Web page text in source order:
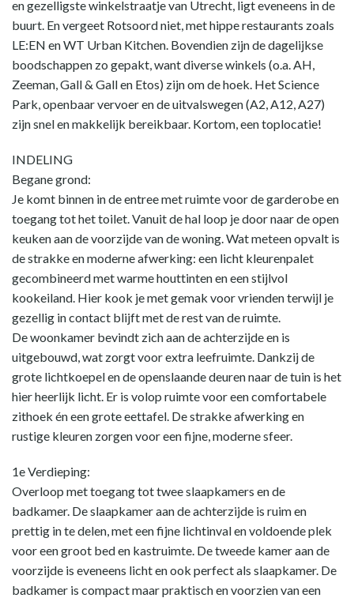
en gezelligste winkelstraatje van Utrecht, ligt eveneens in de
buurt. En vergeet Rotsoord niet, met hippe restaurants zoals
LE:EN en WT Urban Kitchen. Bovendien zijn de dagelijkse
boodschappen zo gepakt, want diverse winkels (o.a. AH,
Zeeman, Gall & Gall en Etos) zijn om de hoek. Het Science
Park, openbaar vervoer en de uitvalswegen (A2, A12, A27)
zijn snel en makkelijk bereikbaar. Kortom, een toplocatie!
INDELING
Begane grond:
Je komt binnen in de entree met ruimte voor de garderobe en
toegang tot het toilet. Vanuit de hal loop je door naar de open
keuken aan de voorzijde van de woning. Wat meteen opvalt is
de strakke en moderne afwerking: een licht kleurenpalet
gecombineerd met warme houttinten en een stijlvol
kookeiland. Hier kook je met gemak voor vrienden terwijl je
gezellig in contact blijft met de rest van de ruimte.
De woonkamer bevindt zich aan de achterzijde en is
uitgebouwd, wat zorgt voor extra leefruimte. Dankzij de
grote lichtkoepel en de openslaande deuren naar de tuin is het
hier heerlijk licht. Er is volop ruimte voor een comfortabele
zithoek én een grote eettafel. De strakke afwerking en
rustige kleuren zorgen voor een fijne, moderne sfeer.
1e Verdieping:
Overloop met toegang tot twee slaapkamers en de
badkamer. De slaapkamer aan de achterzijde is ruim en
prettig in te delen, met een fijne lichtinval en voldoende plek
voor een groot bed en kastruimte. De tweede kamer aan de
voorzijde is eveneens licht en ook perfect als slaapkamer. De
badkamer is compact maar praktisch en voorzien van een